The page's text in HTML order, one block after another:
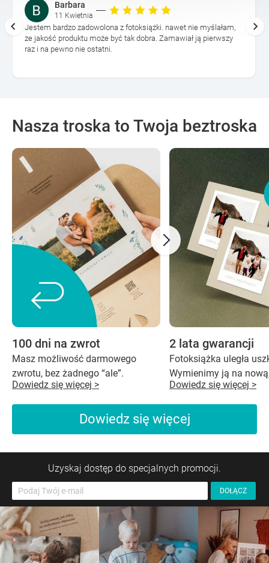
Barbara
11 Kwietnia
Jestem bardzo zadowolona z fotoksiążki. nawet nie myślałam,
ze jakość produktu może być tak dobra. Zamawiał ją pierwszy
raz i na pewno nie ostatni.
Nasza troska to Twoja beztroska
100 dni na zwrot
Masz możliwość darmowego
zwrotu, bez żadnego “ale”.
Dowiedz się więcej >
2 lata gwarancji
Fotoksiążka uległa
Wymienimy ją na
Dowiedz się więcej >
Dowiedz się więcej
Uzyskaj dostęp do specjalnych promocji.